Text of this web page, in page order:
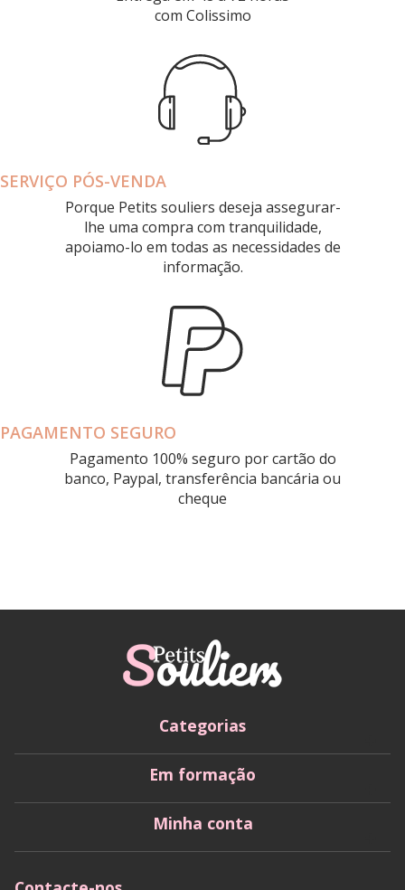
com Colissimo
SERVIÇO PÓS-VENDA
Porque Petits souliers deseja assegurar-
lhe uma compra com tranquilidade,
apoiamo-lo em todas as necessidades de
informação.
PAGAMENTO SEGURO
Pagamento 100% seguro por cartão do
banco, Paypal, transferência bancária ou
cheque
Categorias
Em formação
Minha conta